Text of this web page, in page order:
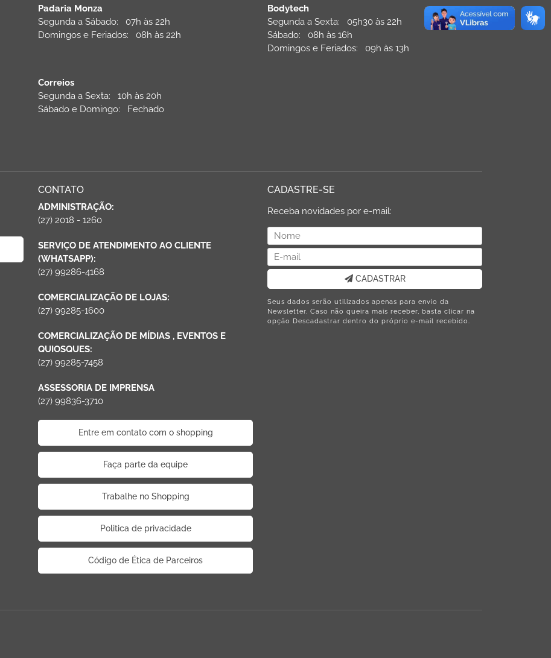
Padaria Monza
Segunda a Sábado: 07h às 22h
Domingos e Feriados: 08h às 22h
Bodytech
Segunda a Sexta: 05h30 às 22h
Sábado: 08h às 16h
Domingos e Feriados: 09h às 13h
Correios
Segunda a Sexta: 10h às 20h
Sábado e Domingo: Fechado
CONTATO
ADMINISTRAÇÃO:
(27) 2018 - 1260
SERVIÇO DE ATENDIMENTO AO CLIENTE
(WHATSAPP):
(27) 99286-4168
COMERCIALIZAÇÃO DE LOJAS:
(27) 99285-1600
COMERCIALIZAÇÃO DE MÍDIAS , EVENTOS E
QUIOSQUES:
(27) 99285-7458
ASSESSORIA DE IMPRENSA
(27) 99836-3710
Entre em contato com o shopping
Faça parte da equipe
Trabalhe no Shopping
Politica de privacidade
Código de Ética de Parceiros
CADASTRE-SE
Receba novidades por e-mail:
CADASTRAR
Seus dados serão utilizados apenas para envio da
Newsletter. Caso não queira mais receber, basta clicar na
opção Descadastrar dentro do próprio e-mail recebido.